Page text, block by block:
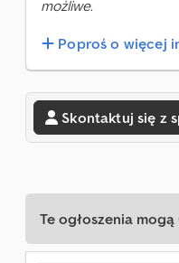
możliwe.
Poproś o więcej
Skontaktuj się z
Te ogłoszenia